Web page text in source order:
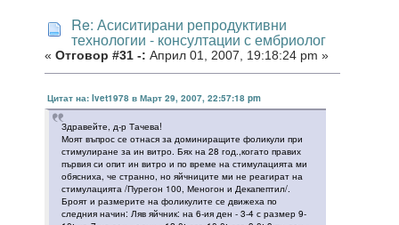
Re: Асиситирани репродуктивни
технологии - консултации с ембриолог
« Отговор #31 -: Април 01, 2007, 19:18:24 pm »
Цитат на: Ivet1978 в Март 29, 2007, 22:57:18 pm
Здравейте, д-р Тачева!
Моят въпрос се отнася за доминиращите фоликули при
стимулиране за ин витро. Бях на 28 год.,когато правих
първия си опит ин витро и по време на стимулацията ми
обясниха, че странно, но яйчниците ми не реагират на
стимулацията /Пурегон 100, Меногон и Декапептил/.
Броят и размерите на фоликулите се движеха по
следния начин: Ляв яйчник: на 6-ия ден - 3-4 с размер 9-